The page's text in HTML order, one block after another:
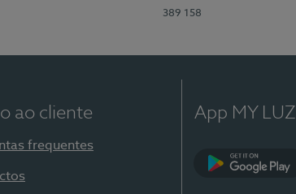
389 158
ao cliente
frequentes
App MY LUZ